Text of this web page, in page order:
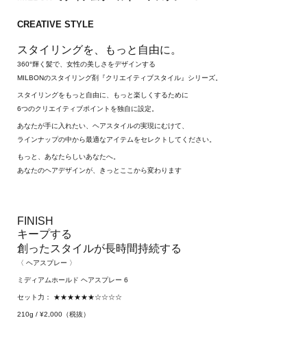
CREATIVE STYLE
スタイリングを、もっと自由に。
360°輝く髪で、女性の美しさをデザインする
MILBONのスタイリング剤『クリエイティブスタイル』シリーズ。
スタイリングをもっと自由に、もっと楽しくするために
6つのクリエイティブポイントを独自に設定。
あなたが手に入れたい、ヘアスタイルの実現にむけて、
ラインナップの中から最適なアイテムをセレクトしてください。
もっと、あなたらしいあなたへ。
あなたのヘアデザインが、きっとここから変わります
FINISH
キープする
創ったスタイルが長時間持続する
〈 ヘアスプレー 〉
ミディアムホールド ヘアスプレー 6
セット力： ★★★★★★☆☆☆☆
210g / ¥2,000（税抜）